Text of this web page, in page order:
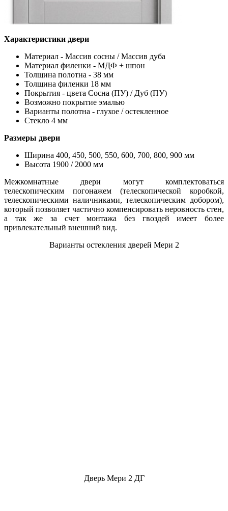
Характеристики двери
Материал - Массив сосны / Массив дуба
Материал филенки - МДФ + шпон
Толщина полотна - 38 мм
Толщина филенки 18 мм
Покрытия - цвета Сосна (ПУ) / Дуб (ПУ)
Возможно покрытие эмалью
Варианты полотна - глухое / остекленное
Стекло 4 мм
Размеры двери
Ширина 400, 450, 500, 550, 600, 700, 800, 900 мм
Высота 1900 / 2000 мм
Межкомнатные двери могут комплектоваться
телескопическим погонажем (телескопической коробкой,
телескопическими наличниками, телескопическим добором),
который позволяет частично компенсировать неровность стен,
а так же за счет монтажа без гвоздей имеет более
привлекательный внешний вид.
Варианты остекления дверей Мери 2
Дверь Мери 2 ДГ